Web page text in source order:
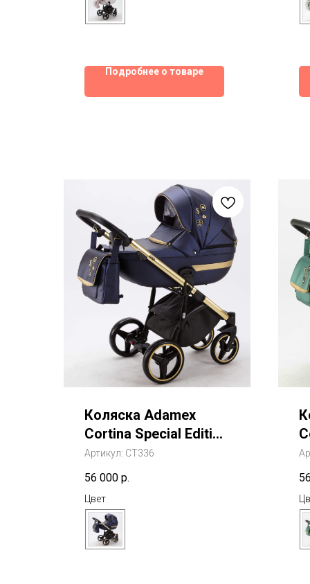
Подробнее о товаре
Коляска Adamex
Cortina Special Edition
Deluxe 2 В 1
Артикул: CT336
56 000 р.
Цвет